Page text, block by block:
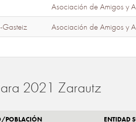
Asociación de Amigos y
Gasteiz Asociación de Amigos y
2021 Zarautz
POBLACIÓN ENTIDAD